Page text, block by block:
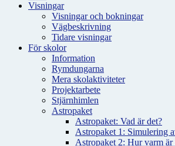
Visningar
Visningar och bokningar
Vägbeskrivning
Tidare visningar
För skolor
Information
Rymdungarna
Mera skolaktiviteter
Projektarbete
Stjärnhimlen
Astropaket
Astropaket: Vad är det?
Astropaket 1: Simulering
Astropaket 2: Hur varm är